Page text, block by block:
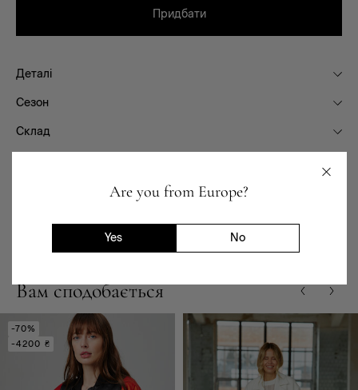
Are you from Europe?
Yes No
Придбати
Деталі
Сезон
Склад
Вам сподобається
-70%
-4200 ₴